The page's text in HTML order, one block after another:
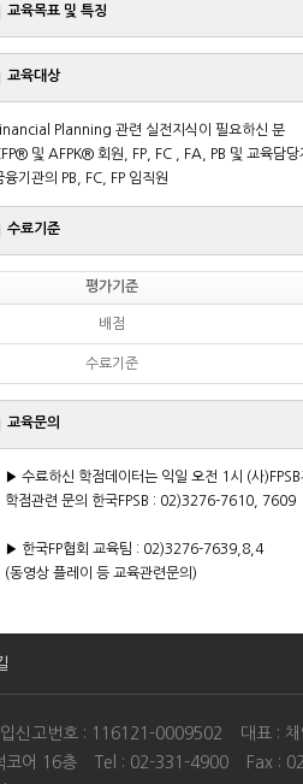
교육목표 및 특징
교육대상
Planning 관련 실전지식이 필요하신 분
및 AFPK® 회원, FP, FC , FA, PB 및 교육담당
융기관의 PB, FC, FP 임직원
수료기준
평가기준
배점
수료기준
교육문의
▶ 수료하신 학점데이터는 익일 오전 1시 (사
학점관련 문의 한국FPSB : 02)3276-7610, 7609
▶ 한국FP협회 교육팀 : 02)3276-7639,8,4
(동영상 플레이 등 교육관련문의)
신고번호 : 116121-0009502
대표 :
코어 16층
Tel : 02-331-4900
Fax :